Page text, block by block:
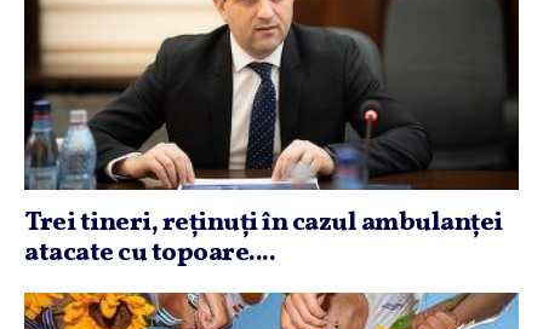
Trei tineri, reţinuţi în cazul ambulanţei
atacate cu topoare....